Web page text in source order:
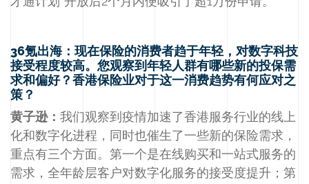
36氪出海：现在保险的消费者趋于年轻，对数字科技
接受程度较高。您观察到年轻人群有哪些新的投保需
求和偏好？香港保险业对于这一消费趋势有何应对之
策？
黄子逊： 我们观察到疫情加速了香港服务行业的线上
化和数字化进程，同时也催生了一些新的保险需求，
重点有三个方面。第一个是在线购买和一站式服务的
需求，全年龄层客户对数字化服务的接受度提升；第